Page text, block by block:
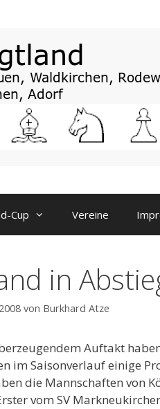
Cup Vereine
in
von Burkhard Atze
Auftakt
im Saisonverlauf einige
die Mannschaften von
vom SV